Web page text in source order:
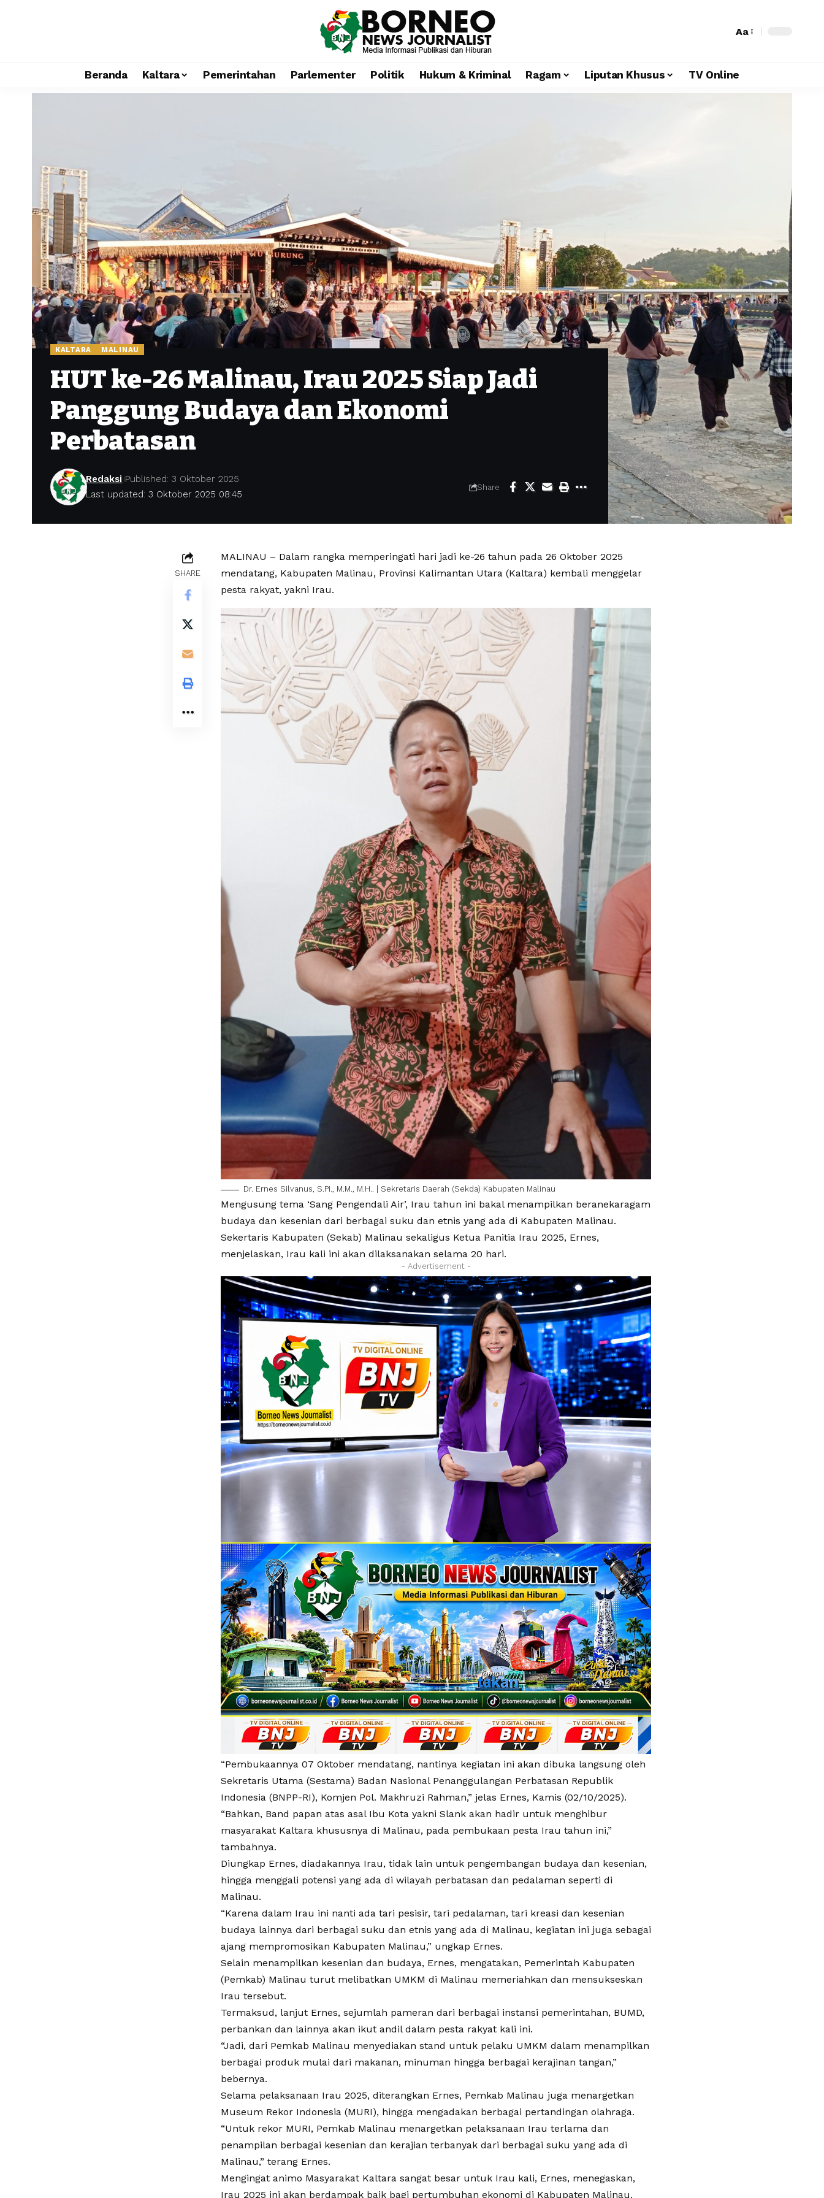
Aa
Beranda Kaltara Pemerintahan Parlementer Politik Hukum & Kriminal Ragam Liputan Khusus TV Online
KALTARA MALINAU
HUT ke-26 Malinau, Irau 2025 Siap Jadi
Panggung Budaya dan Ekonomi
Perbatasan
Last updated: 3 Oktober 2025 08:45
Redaksi Published: 3 Oktober 2025
Share
SHARE
MALINAU – Dalam rangka memperingati hari jadi ke-26 tahun pada 26 Oktober 2025
mendatang, Kabupaten Malinau, Provinsi Kalimantan Utara (Kaltara) kembali menggelar
pesta rakyat, yakni Irau.
Dr. Ernes Silvanus, S.Pi., M.M., M.H.. | Sekretaris Daerah (Sekda) Kabupaten Malinau
Mengusung tema ‘Sang Pengendali Air’, Irau tahun ini bakal menampilkan beranekaragam
budaya dan kesenian dari berbagai suku dan etnis yang ada di Kabupaten Malinau.
Sekertaris Kabupaten (Sekab) Malinau sekaligus Ketua Panitia Irau 2025, Ernes,
menjelaskan, Irau kali ini akan dilaksanakan selama 20 hari.
- Advertisement -
“Pembukaannya 07 Oktober mendatang, nantinya kegiatan ini akan dibuka langsung oleh
Sekretaris Utama (Sestama) Badan Nasional Penanggulangan Perbatasan Republik
Indonesia (BNPP-RI), Komjen Pol. Makhruzi Rahman,” jelas Ernes, Kamis (02/10/2025).
“Bahkan, Band papan atas asal Ibu Kota yakni Slank akan hadir untuk menghibur
masyarakat Kaltara khususnya di Malinau, pada pembukaan pesta Irau tahun ini,”
tambahnya.
Diungkap Ernes, diadakannya Irau, tidak lain untuk pengembangan budaya dan kesenian,
hingga menggali potensi yang ada di wilayah perbatasan dan pedalaman seperti di
Malinau.
“Karena dalam Irau ini nanti ada tari pesisir, tari pedalaman, tari kreasi dan kesenian
budaya lainnya dari berbagai suku dan etnis yang ada di Malinau, kegiatan ini juga sebagai
ajang mempromosikan Kabupaten Malinau,” ungkap Ernes.
Selain menampilkan kesenian dan budaya, Ernes, mengatakan, Pemerintah Kabupaten
(Pemkab) Malinau turut melibatkan UMKM di Malinau memeriahkan dan mensukseskan
Irau tersebut.
Termaksud, lanjut Ernes, sejumlah pameran dari berbagai instansi pemerintahan, BUMD,
perbankan dan lainnya akan ikut andil dalam pesta rakyat kali ini.
“Jadi, dari Pemkab Malinau menyediakan stand untuk pelaku UMKM dalam menampilkan
berbagai produk mulai dari makanan, minuman hingga berbagai kerajinan tangan,”
bebernya.
Selama pelaksanaan Irau 2025, diterangkan Ernes, Pemkab Malinau juga menargetkan
Museum Rekor Indonesia (MURI), hingga mengadakan berbagai pertandingan olahraga.
“Untuk rekor MURI, Pemkab Malinau menargetkan pelaksanaan Irau terlama dan
penampilan berbagai kesenian dan kerajian terbanyak dari berbagai suku yang ada di
Malinau,” terang Ernes.
Mengingat animo Masyarakat Kaltara sangat besar untuk Irau kali, Ernes, menegaskan,
Irau 2025 ini akan berdampak baik bagi pertumbuhan ekonomi di Kabupaten Malinau.